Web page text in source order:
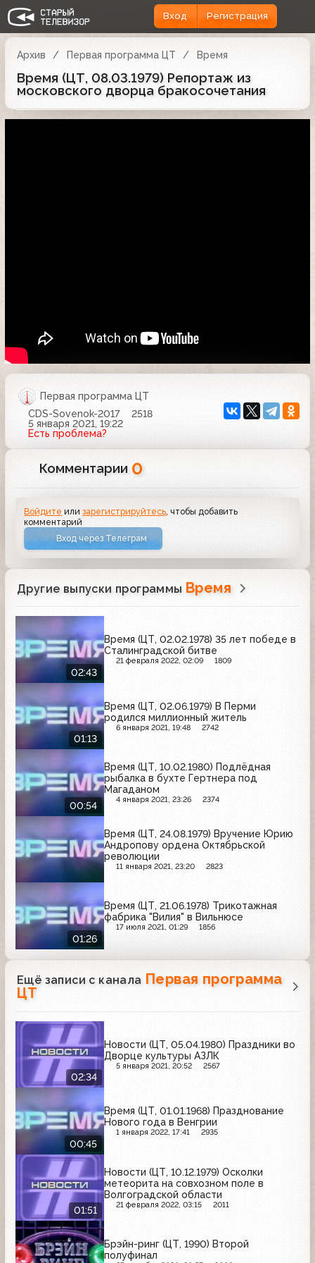
Вход Регистрация
Архив Первая программа ЦТ Время
Время (ЦТ, 08.03.1979) Репортаж из
московского дворца бракосочетания
Первая программа ЦТ
CDS-Sovenok-2017
2518
5 января 2021, 19:22
Есть проблема?
Комментарии 0
Войдите илизарегистрируйтесь , чтобы добавить
комментарий
Вход через Телеграм
Другие выпуски программы Время
02:43
Время (ЦТ, 02.02.1978) 35 лет победе в
Сталинградской битве
21 февраля 2022, 02:09 1809
01:13
Время (ЦТ, 02.06.1979) В Перми
родился миллионный житель
6 января 2021, 19:48 2742
00:54
Время (ЦТ, 10.02.1980) Подлёдная
рыбалка в бухте Гертнера под
Магаданом
4 января 2021, 23:26 2374
Время (ЦТ, 24.08.1979) Вручение Юрию
Андропову ордена Октябрьской
революции
11 января 2021, 23:20 2823
01:26
Время (ЦТ, 21.06.1978) Трикотажная
фабрика "Вилия" в Вильнюсе
17 июля 2021, 01:29 1856
Ещё записи с канала Первая программа
ЦТ
02:34
Новости (ЦТ, 05.04.1980) Праздники во
Дворце культуры АЗЛК
5 января 2021, 20:52 2567
00:45
Время (ЦТ, 01.01.1968) Празднование
Нового года в Венгрии
1 января 2022, 17:41 2935
01:51
Новости (ЦТ, 10.12.1979) Осколки
метеорита на совхозном поле в
Волгоградской области
21 февраля 2022, 03:15 2011
Брэйн-ринг (ЦТ, 1990) Второй
полуфинал